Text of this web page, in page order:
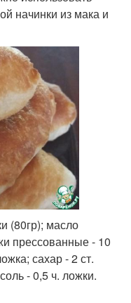
начинки из мака и
(80гр); масло
прессованные - 10
сахар - 2 ст.
- 0,5 ч. ложки.